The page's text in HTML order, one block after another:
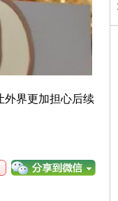
外界更加担心后续